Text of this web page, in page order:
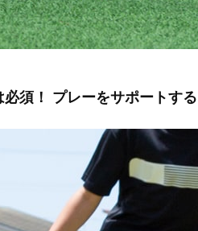
須！ プレーをサポートす